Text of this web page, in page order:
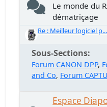
Le monde du
dématriçage
Re : Meilleur logiciel p...
Sous-Sections
Forum CANON DPP
and Co Forum
Espace